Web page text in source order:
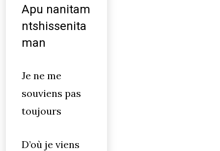
Apu nanitam
ntshissenita
man
Je ne me
souviens pas
toujours
D’où je viens